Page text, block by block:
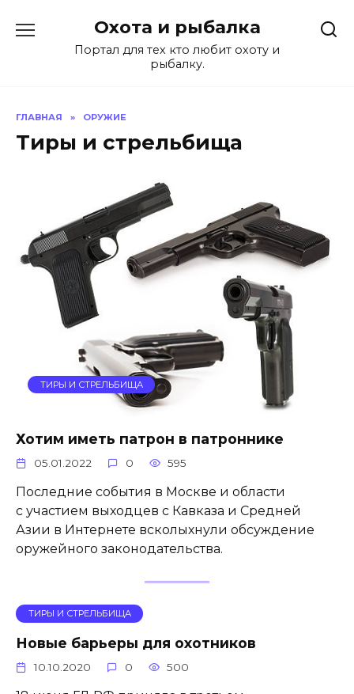
содержанию
Охота и рыбалка
Портал для тех кто любит охоту и
рыбалку.
ГЛАВНАЯ » ОРУЖИЕ
Тиры и стрельбища
ТИРЫ И СТРЕЛЬБИЩА
Хотим иметь патрон в патроннике
05.01.2022 0 595
Последние события в Москве и области
с участием выходцев с Кавказа и Средней
Азии в Интернете всколыхнули обсуждение
оружейного законодательства.
ТИРЫ И СТРЕЛЬБИЩА
Новые барьеры для охотников
10.10.2020 0 500